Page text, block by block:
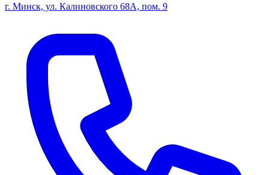
г. Минск, ул. Калиновского 68А, пом. 9